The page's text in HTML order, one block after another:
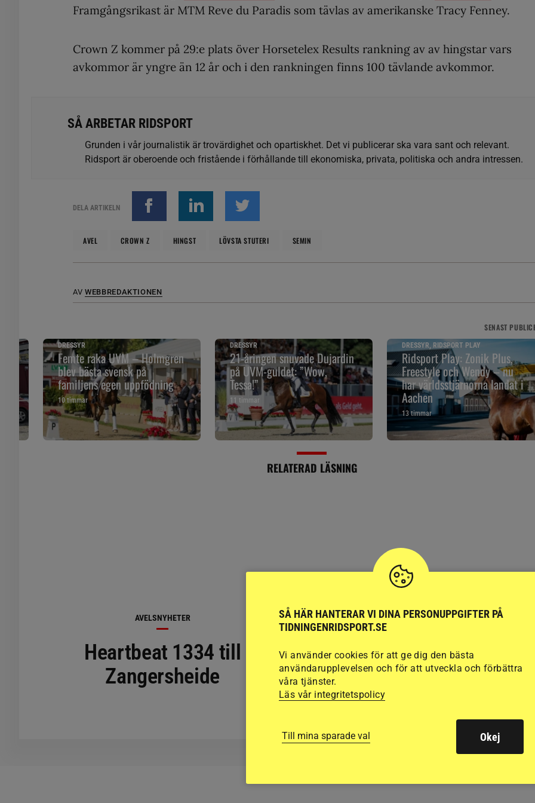
Framgångsrikast är MTM Reve du Paradis som tävlas av amerikanske Tracy Fenney.
Crown Z kommer på 29:e plats över Horsetelex Results rankning av av hingstar vars
avkommor är yngre än 12 år och i den rankningen finns 100 tävlande avkommor.
SÅ ARBETAR RIDSPORT
Grunden i vår journalistik är trovärdighet och opartiskhet. Det vi publicerar ska vara sant och relevant.
Ridsport är oberoende och fristående i förhållande till ekonomiska, privata, politiska och andra intressen.
DELA ARTIKELN
AVEL CROWN Z HINGST LÖVSTA STUTERI SEMIN
AV WEBBREDAKTIONEN
SENAST
DRESSYR
Femte raka UVM – Holmgren
blev bästa svensk på
familjens egen uppfödning
10 timmar
DRESSYR
21-åringen snuvade Dujardin
på UVM-guldet: ”Wow,
Tessa!”
11 timmar
DRESSYR, RIDSPORT PLAY
Ridsport Play: Zonik Plus,
Freestyle och Wendy – nu
har världsstjärnorna landat i
Aachen
13 timmar
RELATERAD LÄSNING
AVELSNYHETER
Heartbeat 1334 till
Zangersheide
AVELSNYHETER
Årets
Svenskägt lockar
SÅ HÄR HANTERAR VI DINA PERSONUPPGIFTER PÅ
TIDNINGENRIDSPORT.SE
Vi använder cookies för att ge dig den bästa
användarupplevelsen och för att utveckla och förbättra
våra tjänster.
Läs vår integritetspolicy
Till mina sparade val Okej